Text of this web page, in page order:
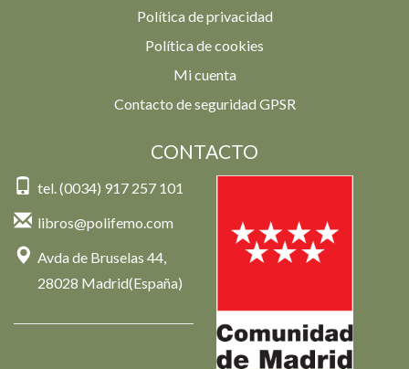
Política de privacidad
Política de cookies
Mi cuenta
Contacto de seguridad GPSR
CONTACTO
tel. (0034) 917 257 101
libros@polifemo.com
Avda de Bruselas 44,
28028 Madrid(España)